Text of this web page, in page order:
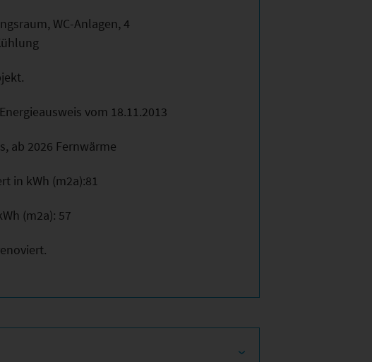
WC-Anlagen, 4
vom 18.11.2013
ab 2026 Fernwärme
in kWh (m2a):81
(m2a): 57